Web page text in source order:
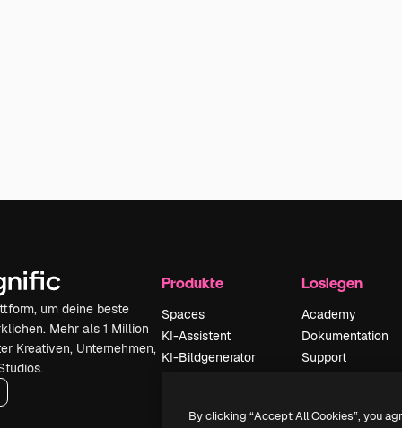
um deine beste
Mehr als 1 Million
Kreativen, Unternehmen,
Produkte
Spaces
KI-Assistent
KI-Bildgenerator
Stimmengenerator
Loslegen
Academy
Dokumentation
Support
Originale Neu
By clicking “Accept All Cookies”, you